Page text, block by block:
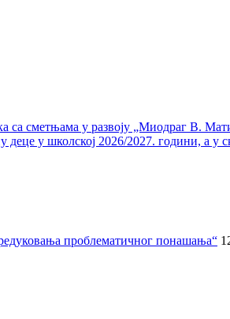
са сметњама у развоју „Миодраг В.
деце у школској 2026/2027. години, а
проблематичног понашања“